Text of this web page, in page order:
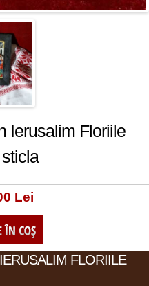
Ierusalim Floriile
Lei
FLORIILE